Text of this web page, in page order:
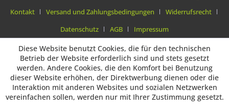
Kontakt
Versand und Zahlungsbedingungen
Widerrufsrecht
Datenschutz
AGB Impressum
Diese Website benutzt Cookies, die für den technischen
Betrieb der Website erforderlich sind und stets gesetzt
werden. Andere Cookies, die den Komfort bei Benutzung
dieser Website erhöhen, der Direktwerbung dienen oder die
Interaktion mit anderen Websites und sozialen Netzwerken
vereinfachen sollen, werden nur mit Ihrer Zustimmung gesetzt.